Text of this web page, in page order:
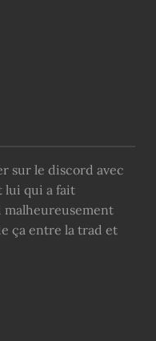
sur le discord avec
lui qui a fait
malheureusement
ça entre la trad et